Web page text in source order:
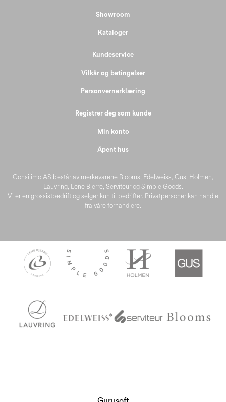
Consilimo AS består av merkevarene Blooms, Edelweiss, Gus, Holmen,
Lauvring, Lene Bjerre, Serviteur og Simple Goods.
Vi er en grossistbedrift og selger kun til bedrifter. Privatpersoner kan handle
fra våre forhandlere.
Showroom
Kataloger
Kundeservice
Vilkår og betingelser
Personvernerklæring
Registrer deg som kunde
Min konto
Åpent hus